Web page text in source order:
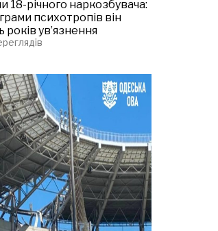
18-річного наркозбувача:
психотропів він
років ув’язнення